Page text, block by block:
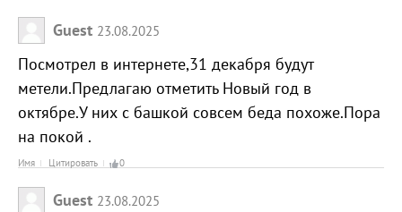
Guest 23.08.2025
Посмотрел в интернете,31 декабря будут
метели.Предлагаю отметить Новый год в
октябре.У них с башкой совсем беда похоже.Пора
на покой .
Имя Цитировать 0
Guest 23.08.2025